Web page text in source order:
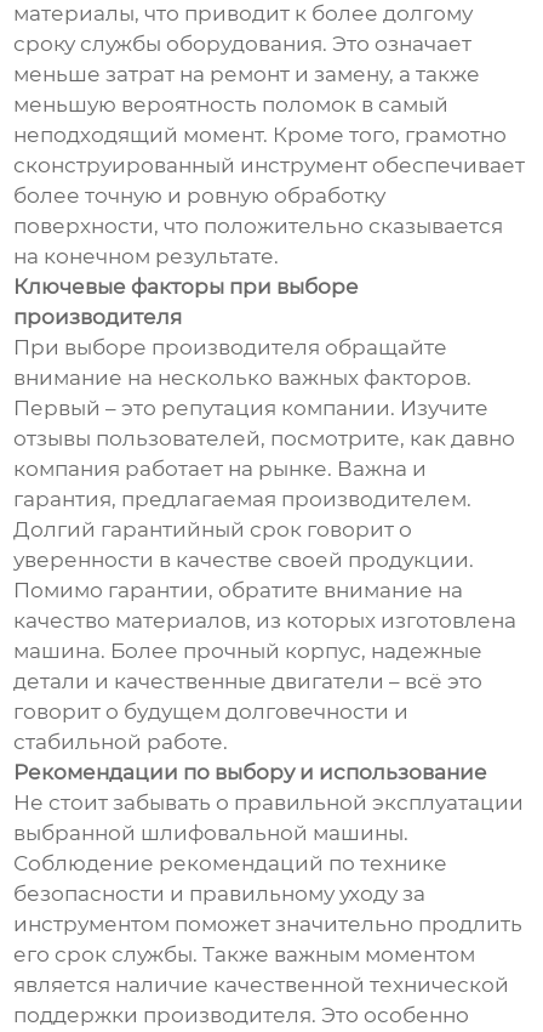
материалы, что приводит к более долгому
сроку службы оборудования. Это означает
меньше затрат на ремонт и замену, а также
меньшую вероятность поломок в самый
неподходящий момент. Кроме того, грамотно
сконструированный инструмент обеспечивает
более точную и ровную обработку
поверхности, что положительно сказывается
на конечном результате.
Ключевые факторы при выборе
производителя
При выборе производителя обращайте
внимание на несколько важных факторов.
Первый – это репутация компании. Изучите
отзывы пользователей, посмотрите, как давно
компания работает на рынке. Важна и
гарантия, предлагаемая производителем.
Долгий гарантийный срок говорит о
уверенности в качестве своей продукции.
Помимо гарантии, обратите внимание на
качество материалов, из которых изготовлена
машина. Более прочный корпус, надежные
детали и качественные двигатели – всё это
говорит о будущем долговечности и
стабильной работе.
Рекомендации по выбору и использование
Не стоит забывать о правильной эксплуатации
выбранной шлифовальной машины.
Соблюдение рекомендаций по технике
безопасности и правильному уходу за
инструментом поможет значительно продлить
его срок службы. Также важным моментом
является наличие качественной технической
поддержки производителя. Это особенно